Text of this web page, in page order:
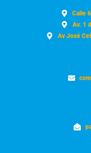
Calle
Av. 1
Av José